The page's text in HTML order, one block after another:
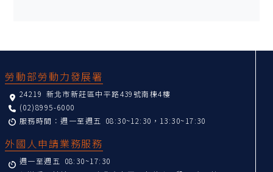
勞動部勞動力發展署
24219 新北市新莊區中平路439號南棟4樓
(02)8995-6000
服務時間：週一至週五 08:30~12:30，13:30~17:30
外國人申請業務服務
週一至週五 08:30~17:30